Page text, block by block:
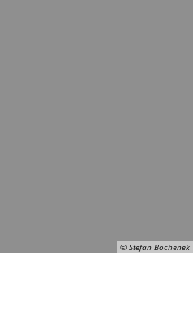
© Stefan Bochenek